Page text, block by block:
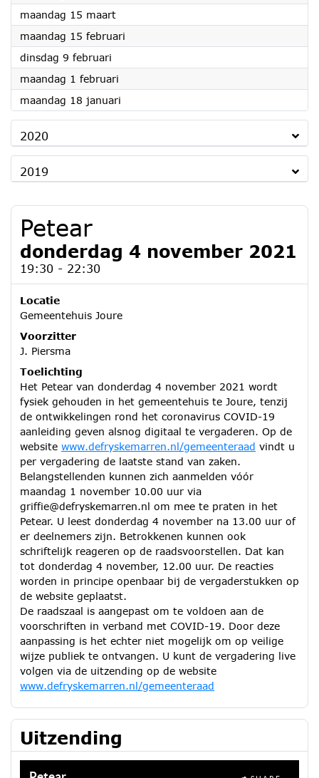
maandag 15 maart2021
maandag 15 februari
dinsdag 9 februari
maandag 1 februari
maandag 18 januari
2020
2019
Petear
donderdag 4 november 2021
19:30 - 22:30
Locatie
Gemeentehuis Joure
Voorzitter
J. Piersma
Toelichting
Het Petear van donderdag 4 november 2021 wordt
fysiek gehouden in het gemeentehuis te Joure, tenzij
de ontwikkelingen rond het coronavirus COVID-19
aanleiding geven alsnog digitaal te vergaderen. Op de
website www.defryskemarren.nl/gemeenteraad vindt u
per vergadering de laatste stand van zaken.
Belangstellenden kunnen zich aanmelden vóór
maandag 1 november 10.00 uur via
griffie@defryskemarren.nl om mee te praten in het
Petear. U leest donderdag 4 november na 13.00 uur of
er deelnemers zijn. Betrokkenen kunnen ook
schriftelijk reageren op de raadsvoorstellen. Dat kan
tot donderdag 4 november, 12.00 uur. De reacties
worden in principe openbaar bij de vergaderstukken op
de website geplaatst.
De raadszaal is aangepast om te voldoen aan de
voorschriften in verband met COVID-19. Door deze
aanpassing is het echter niet mogelijk om op veilige
wijze publiek te ontvangen. U kunt de vergadering live
volgen via de uitzending op de website
www.defryskemarren.nl/gemeenteraad
Uitzending